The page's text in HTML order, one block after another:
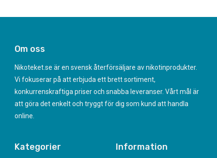
Om oss
Nikoteket.se är en svensk återförsäljare av nikotinprodukter.
Vi fokuserar på att erbjuda ett brett sortiment,
konkurrenskraftiga priser och snabba leveranser. Vårt mål är
att göra det enkelt och tryggt för dig som kund att handla
online.
Kategorier Information